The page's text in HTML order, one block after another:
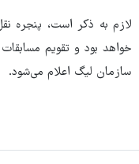
لازم به ذکر است، پنجره
خواهد بود و تقویم
سازمان لیگ اعلام می‌شود.